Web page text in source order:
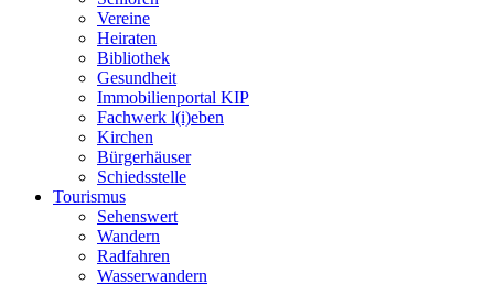
Vereine
Heiraten
Bibliothek
Gesundheit
Immobilienportal KIP
Fachwerk l(i)eben
Kirchen
Bürgerhäuser
Schiedsstelle
Tourismus
Sehenswert
Wandern
Radfahren
Wasserwandern